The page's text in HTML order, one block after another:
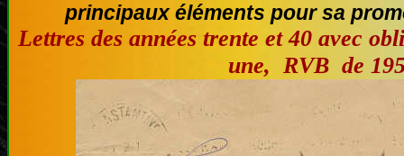
principaux éléments pour sa
Lettres des années trente et 40 avec
une, RVB de